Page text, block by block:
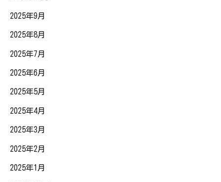
2025年9月
2025年8月
2025年7月
2025年6月
2025年5月
2025年4月
2025年3月
2025年2月
2025年1月